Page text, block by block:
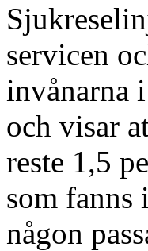
servicen
invånarna
och visar
reste 1,5
som fanns
någon